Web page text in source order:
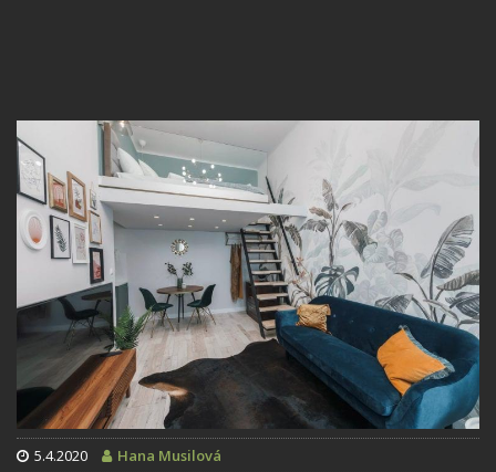
5.4.2020 Hana Musilová